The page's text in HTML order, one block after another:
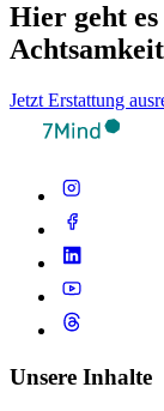
Hier geht
Jetzt Erstattung
Unsere Inhalte